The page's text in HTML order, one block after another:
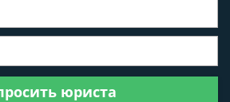
юриста